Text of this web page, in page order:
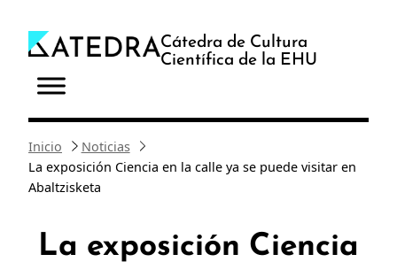
contenido
Cátedra de Cultura
Científica de la EHU
Inicio
Noticias
La exposición Ciencia en la calle ya se puede visitar en
Abaltzisketa
La exposición Ciencia